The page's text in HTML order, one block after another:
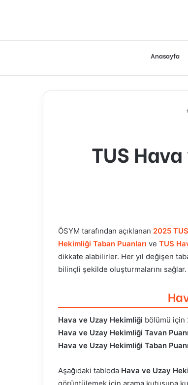
Anasayfa
TUS
ÖSYM tarafından açıklanan 2025
Hekimliği Taban Puanları ve TUS
dikkate alabilirler. Her yıl değişen
bilinçli şekilde oluşturmalarını sağlar.
Hava ve Uzay Hekimliği bölümü için
Hava ve Uzay Hekimliği Tavan Puanı
Hava ve Uzay Hekimliği Taban Puanı
Aşağıdaki tabloda Hava ve Uzay